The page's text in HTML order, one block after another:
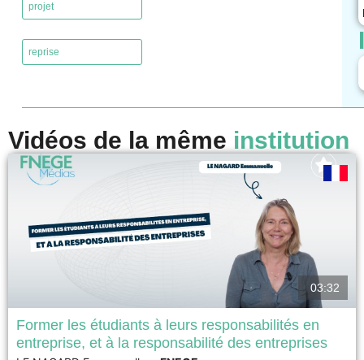
projet
reprise
Vidéos de la même institution
Prix AUNEGe/FNEGE 2026 du Meilleur dispositif pédagogique à l'ère du
03:32
Former les étudiants à leurs responsabilités en
entreprise, et à la responsabilité des entreprises